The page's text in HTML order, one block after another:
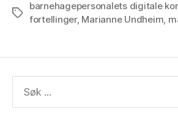
Stikkord
barnehagepersonalets digitale
fortellinger, Marianne Undheim
etter: